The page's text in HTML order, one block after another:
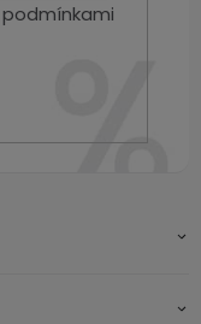
podmínkami